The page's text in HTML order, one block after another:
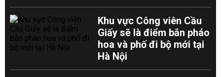
Khu vực Công viên Cầu
Giấy sẽ là điểm bắn pháo
hoa và phố đi bộ mới tại
Hà Nội